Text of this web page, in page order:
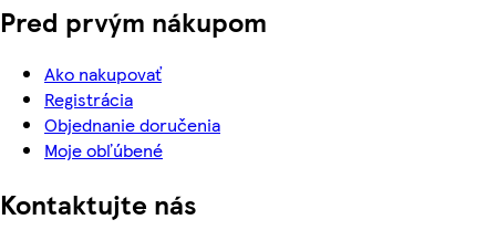
Pred prvým nákupom
Ako nakupovať
Registrácia
Objednanie doručenia
Moje obľúbené
Kontaktujte nás